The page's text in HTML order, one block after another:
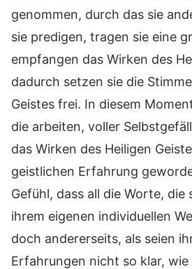
genommen, durch das sie
sie predigen, tragen sie eine
empfangen das Wirken des
dadurch setzen sie die
Geistes frei. In diesem
die arbeiten, voller
das Wirken des Heiligen
geistlichen Erfahrung
Gefühl, dass all die Worte, die
ihrem eigenen individuellen
doch andererseits, als seien
Erfahrungen nicht so klar, wie